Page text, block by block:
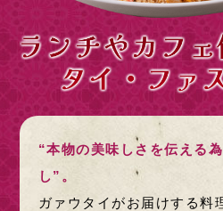
“本物の美味しさを伝える
し”。
ガァウタイがお届けする料